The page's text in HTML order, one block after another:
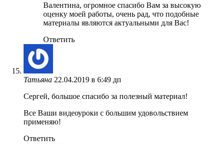
Валентина, огромное спасибо Вам за высокую
оценку моей работы, очень рад, что подобные
материалы являются актуальными для Вас!
Ответить
Татьяна 22.04.2019 в 6:49 дп
Сергей, большое спасибо за полезный материал!
Все Ваши видеоуроки с большим удовольствием
применяю!
Ответить